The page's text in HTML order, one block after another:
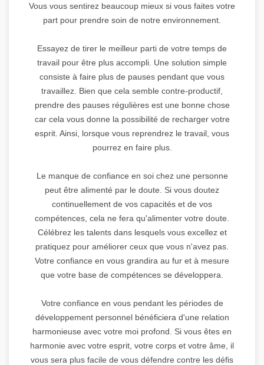
Vous vous sentirez beaucoup mieux si vous faites votre
part pour prendre soin de notre environnement.
Essayez de tirer le meilleur parti de votre temps de
travail pour être plus accompli. Une solution simple
consiste à faire plus de pauses pendant que vous
travaillez. Bien que cela semble contre-productif,
prendre des pauses régulières est une bonne chose
car cela vous donne la possibilité de recharger votre
esprit. Ainsi, lorsque vous reprendrez le travail, vous
pourrez en faire plus.
Le manque de confiance en soi chez une personne
peut être alimenté par le doute. Si vous doutez
continuellement de vos capacités et de vos
compétences, cela ne fera qu'alimenter votre doute.
Célébrez les talents dans lesquels vous excellez et
pratiquez pour améliorer ceux que vous n'avez pas.
Votre confiance en vous grandira au fur et à mesure
que votre base de compétences se développera.
Votre confiance en vous pendant les périodes de
développement personnel bénéficiera d'une relation
harmonieuse avec votre moi profond. Si vous êtes en
harmonie avec votre esprit, votre corps et votre âme, il
vous sera plus facile de vous défendre contre les défis